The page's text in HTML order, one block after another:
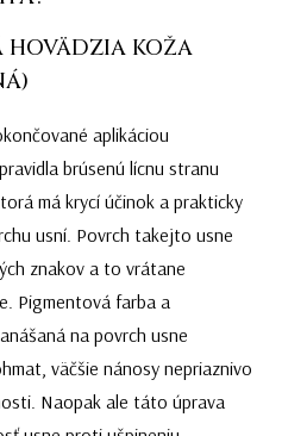
HOVÄDZIA KOŽA
aplikáciou
brúsenú lícnu stranu
má krycí účinok a prakticky
usní. Povrch takejto usne
znakov a to vrátane
Pigmentová farba a
na povrch usne
väčšie nánosy nepriaznivo
Naopak ale táto úprava